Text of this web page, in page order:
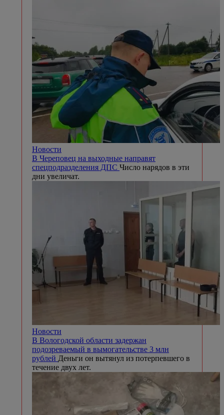
Новости
В Череповец на выходные направят
спецподразделения ДПС Число нарядов в эти
дни увеличат.
Новости
В Вологодской области задержан
подозреваемый в вымогательстве 3 млн
рублей Деньги он вытянул из потерпевшего в
течение двух лет.